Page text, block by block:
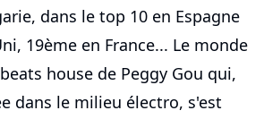
dans le top 10 en Espagne
19ème en France... Le monde
house de Peggy Gou qui,
dans le milieu électro, s'est